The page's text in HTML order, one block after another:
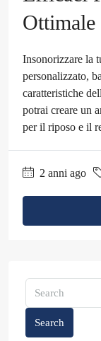
Ottimale
Insonorizzare la
personalizzato,
caratteristiche
potrai creare un
per il riposo e il
2 anni ago
Search